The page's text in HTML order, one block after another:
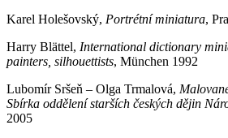
Karel Holešovský, Portrétní miniatura,
Harry Blättel, International dictionary
painters, silhouettists, München 1992
Lubomír Sršeň – Olga Trmalová,
Sbírka oddělení starších českých dějin
2005